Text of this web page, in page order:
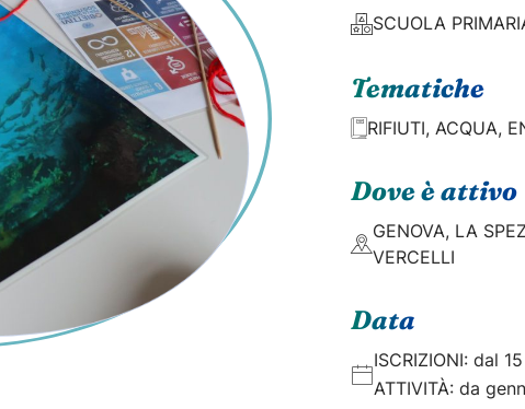
SCUOLA
Tematiche
RIFIUTI, ACQUA,
Dove è attivo
GENOVA, LA
VERCELLI
Data
ISCRIZIONI: dal
ATTIVITÀ: da